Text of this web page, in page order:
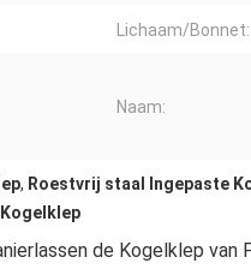
Lichaam/Bonnet:
Naam:
, Roestvrij staal Ingepaste
de Kogelklep van